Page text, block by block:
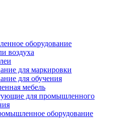
оборудование
воздуха
для маркировки
для обучения
мебель
для промышленного
оборудование